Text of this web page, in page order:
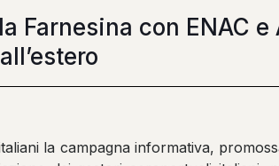
Farnesina con ENAC
la campagna informativa,